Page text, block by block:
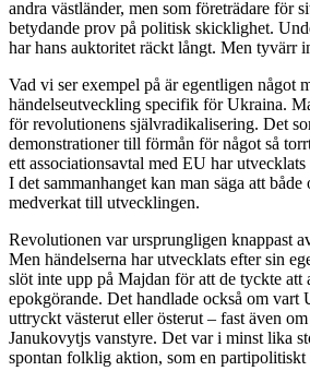
andra västländer, men som företrädare för
betydande prov på politisk skicklighet.
har hans auktoritet räckt långt. Men tyvärr
Vad vi ser exempel på är egentligen något
händelseutveckling specifik för Ukraina.
för revolutionens självradikalisering. Det
demonstrationer till förmån för något så
ett associationsavtal med EU har
I det sammanhanget kan man säga att
medverkat till utvecklingen.
Revolutionen var ursprungligen knappast
Men händelserna har utvecklats efter sin
slöt inte upp på Majdan för att de tyckte att
epokgörande. Det handlade också om vart
uttryckt västerut eller österut – fast även
Janukovytjs vanstyre. Det var i minst lika
spontan folklig aktion, som en